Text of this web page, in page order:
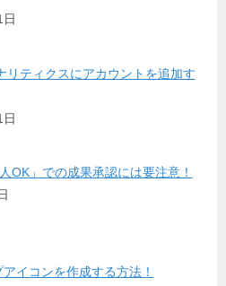
リティクスにアカウントを追加す
OK」での成果承認には要注意！
イコンを作成する方法！